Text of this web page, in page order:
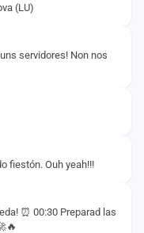
(LU)
servidores! Non nos
fiestón. Ouh yeah!!!
⏰ 00:30 Preparad las